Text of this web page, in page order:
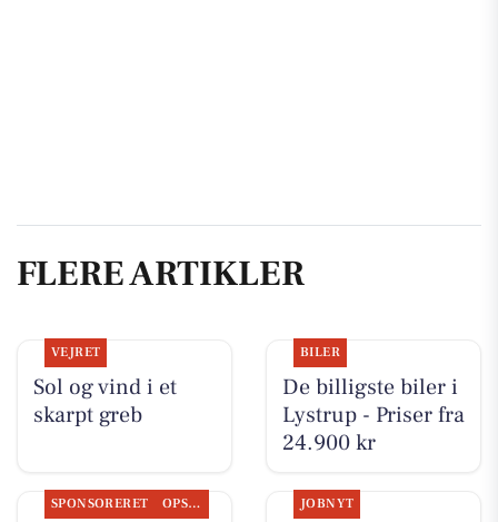
FLERE ARTIKLER
VEJRET
Sol og vind i et
skarpt greb
BILER
De billigste biler i
Lystrup - Priser fra
24.900 kr
SPONSORERET OPSLAGSTAVLEN JOBNYT